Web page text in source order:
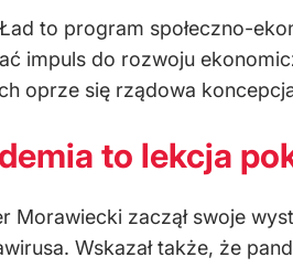
to program społeczno-
impuls do rozwoju
oprze się rządowa
to lekcja
Morawiecki zaczął swoje
Wskazał także, że